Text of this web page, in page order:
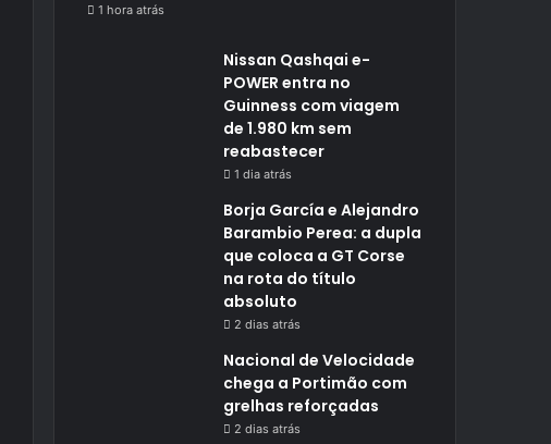
1 hora atrás
Nissan Qashqai e-
POWER entra no
Guinness com viagem
de 1.980 km sem
reabastecer
1 dia atrás
Borja García e Alejandro
Barambio Perea: a dupla
que coloca a GT Corse
na rota do título
absoluto
2 dias atrás
Nacional de Velocidade
chega a Portimão com
grelhas reforçadas
2 dias atrás